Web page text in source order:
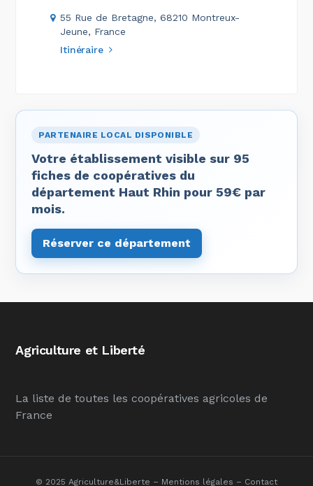
55 Rue de Bretagne, 68210 Montreux-
Jeune, France
Itinéraire
PARTENAIRE LOCAL DISPONIBLE
Votre établissement visible sur 95
fiches de coopératives du
département Haut Rhin pour 59€ par
mois.
Réserver ce département
Agriculture et Liberté
La liste de toutes les coopératives agricoles de
France
© 2025 Agriculture&Liberte – Mentions légales – Contact